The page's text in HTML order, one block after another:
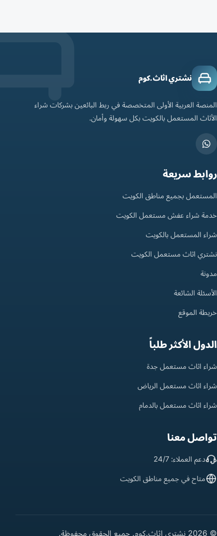
نشتري اثاث.كوم
المنصة العربية الأولى المتخصصة في ربط البائعين بشركات شراء
الأثاث المستعمل بالكويت بكل سهولة وأمان.
روابط سريعة
المستعمل بجميع مناطق الكويت
خدمة شراء عفش مستعمل الكويت
شراء المستعمل بالكويت
نشتري اثاث مستعمل الكويت
مدونة
الأسئلة الشائعة
خريطة الموقع
الدول الأكثر طلباً
شراء اثاث مستعمل جدة
شراء اثاث مستعمل الرياض
شراء اثاث مستعمل بالدمام
تواصل معنا
دعم العملاء: 24/7
متاح في جميع مناطق الكويت
© 2026 نشتري اثاث.كوم. جميع الحقوق محفوظة.